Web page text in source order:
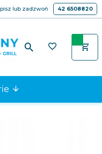
lub zadzwoń 42 6508820